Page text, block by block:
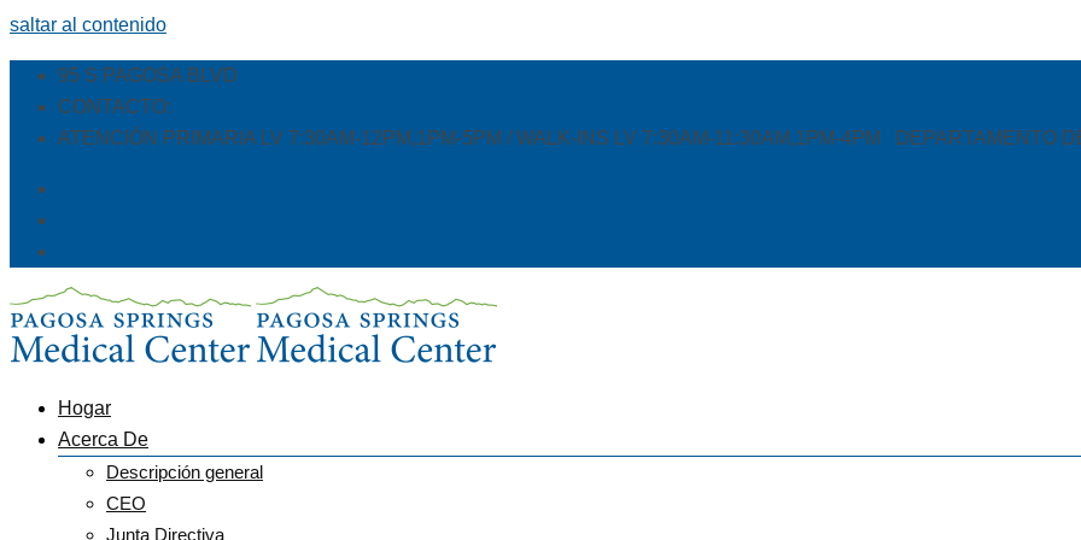
saltar al contenido
95 S PAGOSA BLVD
CONTACTO:
ATENCIÓN PRIMARIA LV 7:30AM-12PM,1PM-5PM / WALK-INS LV 7:30AM-11:30AM,1PM-4PM
DEPARTAMENTO
Hogar
Acerca De
Descripción general
CEO
Junta Directiva